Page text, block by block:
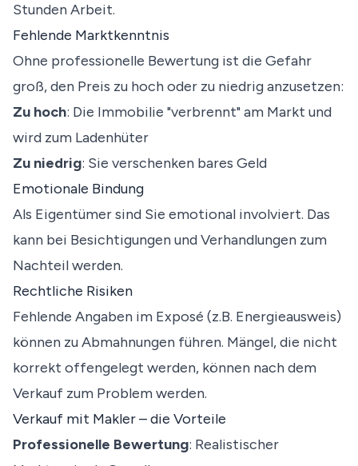
Stunden Arbeit.
Fehlende Marktkenntnis
Ohne professionelle Bewertung ist die Gefahr
groß, den Preis zu hoch oder zu niedrig anzusetzen:
Zu hoch: Die Immobilie "verbrennt" am Markt und
wird zum Ladenhüter
Zu niedrig: Sie verschenken bares Geld
Emotionale Bindung
Als Eigentümer sind Sie emotional involviert. Das
kann bei Besichtigungen und Verhandlungen zum
Nachteil werden.
Rechtliche Risiken
Fehlende Angaben im Exposé (z.B. Energieausweis)
können zu Abmahnungen führen. Mängel, die nicht
korrekt offengelegt werden, können nach dem
Verkauf zum Problem werden.
Verkauf mit Makler – die Vorteile
Professionelle Bewertung: Realistischer